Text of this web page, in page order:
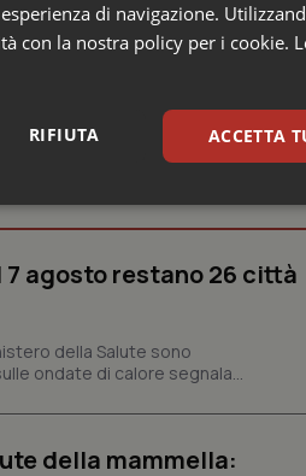
agosto restano 26 città
della Salute sono
ondate di calore segnala...
della mammella:
di navigazione.
con la nostra policy per i cookie.
ACCETTA
RIFIUTA
Marketing
Marketing